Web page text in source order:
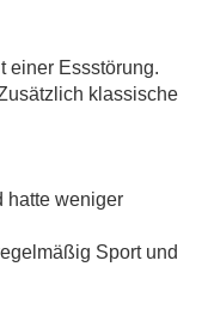
einer Essstörung.
klassische
hatte weniger
Sport und